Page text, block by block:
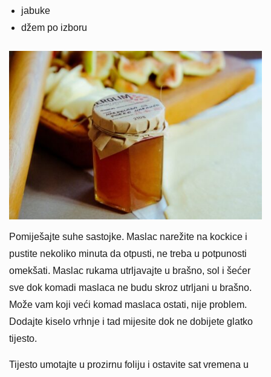
jabuke
džem po izboru
Pomiješajte suhe sastojke. Maslac narežite na kockice i
pustite nekoliko minuta da otpusti, ne treba u potpunosti
omekšati. Maslac rukama utrljavajte u brašno, sol i šećer
sve dok komadi maslaca ne budu skroz utrljani u brašno.
Može vam koji veći komad maslaca ostati, nije problem.
Dodajte kiselo vrhnje i tad mijesite dok ne dobijete glatko
tijesto.
Tijesto umotajte u prozirnu foliju i ostavite sat vremena u